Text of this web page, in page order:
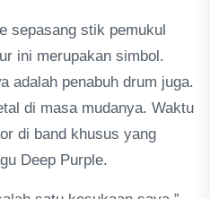
sepasang stik pemukul
ini merupakan simbol.
adalah penabuh drum juga.
di masa mudanya. Waktu
di band khusus yang
Deep Purple.